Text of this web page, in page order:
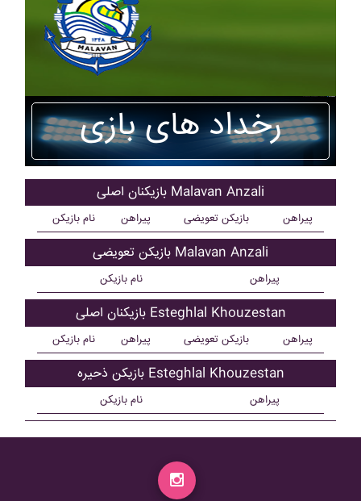
رخداد های بازی
بازیکنان اصلی Malavan Anzali
نام بازیکن پیراهن بازیکن تعویضی پیراهن
بازیکن تعویضی Malavan Anzali
نام بازیکن پیراهن
بازیکنان اصلی Esteghlal Khouzestan
نام بازیکن پیراهن بازیکن تعویضی پیراهن
بازیکن ذحیره Esteghlal Khouzestan
نام بازیکن پیراهن